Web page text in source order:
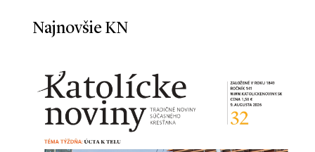
Najnovšie KN